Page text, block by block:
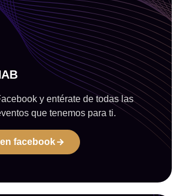
y entérate de todas las
que tenemos para ti.
facebook